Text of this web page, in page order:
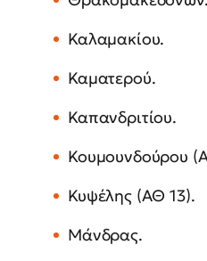
Καλαμακίου.
Καματερού.
Καπανδριτίου.
Κουμουνδούρου
Κυψέλης (ΑΘ 13).
Μάνδρας.